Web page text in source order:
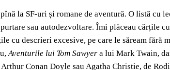
la SF-uri și romane de aventură. O listă cu
sau autodezvoltare. Îmi plăceau cărțile
cu descrieri excesive, pe care le săream fără
Aventurile lui Tom Sawyer a lui Mark Twain,
Conan Doyle sau Agatha Christie, de